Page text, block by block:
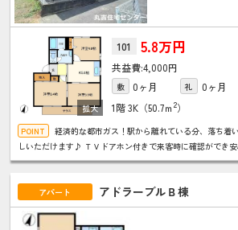
101 5.8万円
4,000円
敷 0ヶ月 礼
0ヶ月
1階3K（50.7ｍ 2）
経済的な都市ガス！駅から離れている分、落ち着
しいただけます♪ ＴＶドアホン付きで来客時に確認ができ
ォシュレットなど設備充実！ ※２口ガスコンロ、照明は残
アパート アドラーブルＢ棟